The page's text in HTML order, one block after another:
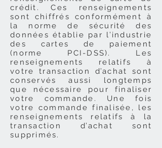
crédit. Ces renseignements
sont chiffrés conformément à
la norme de sécurité des
données établie par l’industrie
des cartes de paiement
(norme PCI-DSS). Les
renseignements relatifs à
votre transaction d’achat sont
conservés aussi longtemps
que nécessaire pour finaliser
votre commande. Une fois
votre commande finalisée, les
renseignements relatifs à la
transaction d’achat sont
supprimés.